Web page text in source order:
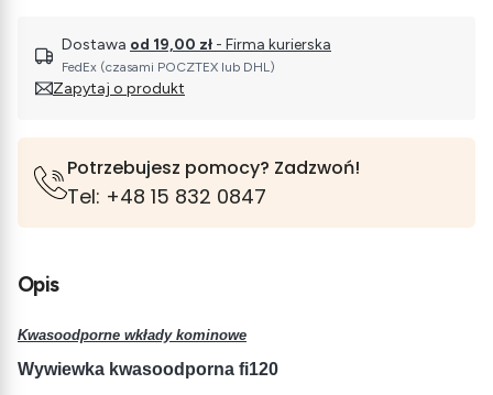
Dostawa od 19,00 zł - Firma kurierska
FedEx (czasami POCZTEX lub DHL)
Zapytaj o produkt
Potrzebujesz pomocy? Zadzwoń!
Tel: +48 15 832 0847
Opis
Kwasoodporne wkłady kominowe
Wywiewka kwasoodporna fi120